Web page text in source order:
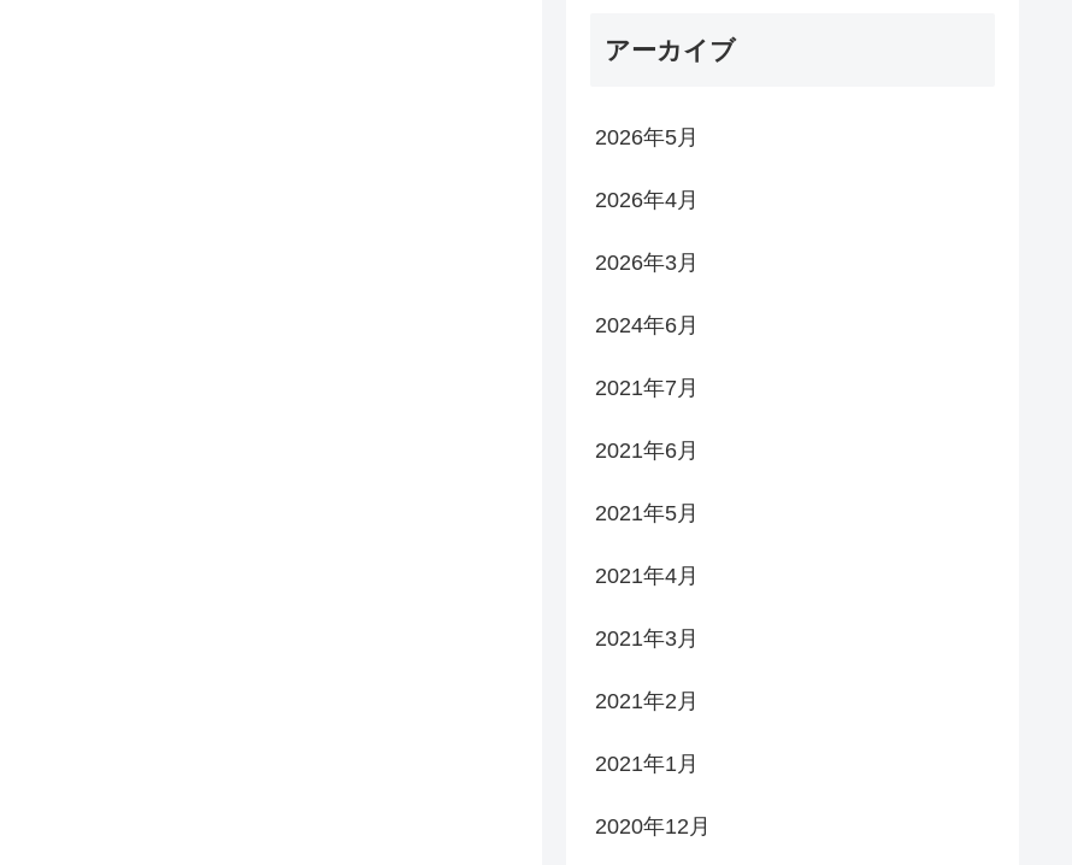
アーカイブ
2026年5月
2026年4月
2026年3月
2024年6月
2021年7月
2021年6月
2021年5月
2021年4月
2021年3月
2021年2月
2021年1月
2020年12月